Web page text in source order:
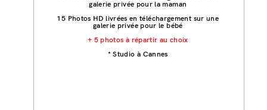
galerie privée pour la maman
15 Photos HD livrées en téléchargement sur une
galerie privée pour le bébé
+ 5 photos à répartir au choix
* Studio à Cannes